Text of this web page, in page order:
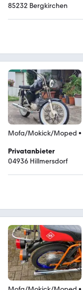
85232 Bergkirchen
Mofa/Mokick/Moped •
Privatanbieter
04936 Hillmersdorf